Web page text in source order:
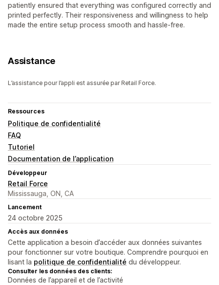
patiently ensured that everything was configured correctly and
printed perfectly. Their responsiveness and willingness to help
made the entire setup process smooth and hassle-free.
Assistance
L’assistance pour l’appli est assurée par Retail Force.
Ressources
Politique de confidentialité
FAQ
Tutoriel
Documentation de l’application
Développeur
Retail Force
Mississauga, ON, CA
Lancement
24 octobre 2025
Accès aux données
Cette application a besoin d’accéder aux données suivantes
pour fonctionner sur votre boutique. Comprendre pourquoi en
lisant la politique de confidentialité du développeur.
Consulter les données des clients:
Données de l’appareil et de l’activité